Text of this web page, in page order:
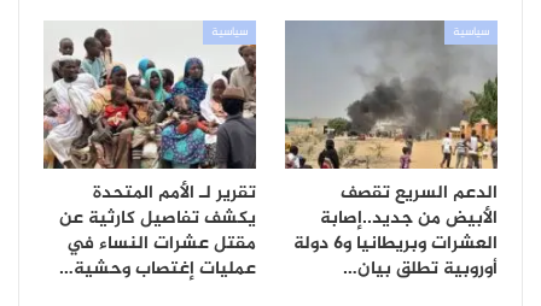
سياسية
الدعم السريع تقصف
الأبيض من جديد..إصابة
العشرات وبريطانيا و6 دولة
أوروبية تطلق بيان…
سياسية
تقرير لـ الأمم المتحدة
يكشف تفاصيل كارثية عن
مقتل عشرات النساء في
عمليات إغتصاب وحشية…